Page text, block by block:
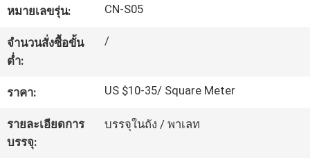
เรา
ทัวร์
โรงงาน
ควบคุม
หมายเลขรุ่น: CN-S05
จำนวนสั่งซื้อขั้น
ต่ำ:
/
ราคา: US $10-35/ Square Meter
รายละเอียดการ
บรรจุ:
บรรจุในถัง / พาเลท